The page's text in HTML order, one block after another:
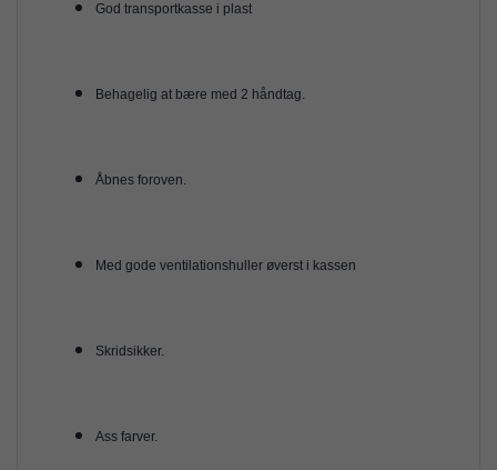
​God transportkasse i plast
​Behagelig at bære med 2 håndtag.
Åbnes foroven.
Med gode ventilationshuller øverst i kassen
Skridsikker.
​Ass farver.